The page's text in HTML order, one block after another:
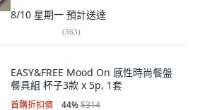
8/10 星期一 預計送達
(363)
EASY&FREE Mood On 感性時尚餐盤
餐具組 杯子3款 x 5p, 1套
首購折扣價 44%$314